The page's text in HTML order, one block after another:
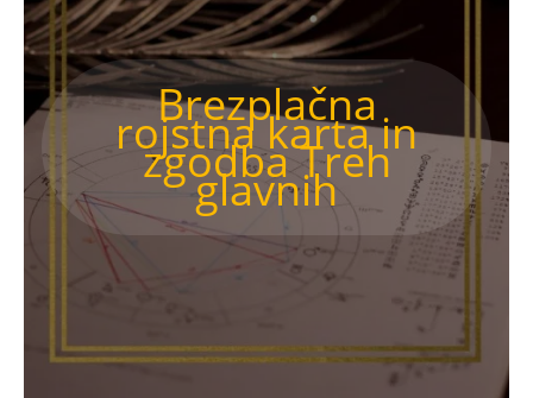
Brezplačna
rojstna karta in
zgodba Treh
glavnih